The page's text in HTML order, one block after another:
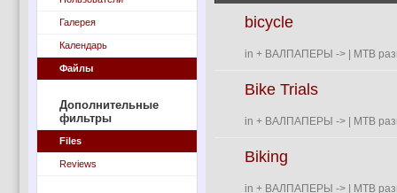
Галерея
Календарь
Файлы
Дополнительные
фильтры
Files
Reviews
bicycle
in + ВАЛПАПЕРЫ -> | MTB
Bike Trials
in + ВАЛПАПЕРЫ -> | MTB
Biking
in + ВАЛПАПЕРЫ -> | MTB